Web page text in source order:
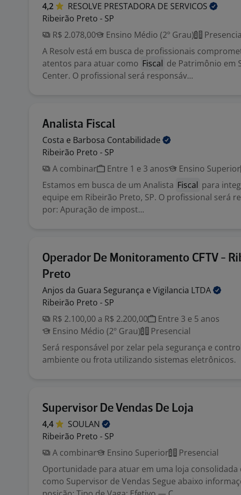
4,2 RESOLVE PRESTADORA DE SERVICOS
Ribeirão Preto - SP
R$ 2.078,00
Ensino Médio (2º Grau)
A Resolv está em busca de profissionais
atentos para atuar como Fiscal de Patrimônio em
Center. O profissional será responsáv...
Analista Fiscal
Costa e Barbosa Contabilidade
Ribeirão Preto - SP
A combinar
Entre 1 e 3 anos Ensino Superior
Estamos em busca de um Analista Fiscal para
equipe em Ribeirão Preto, SP. O profissional será
por: Apuração de impost...
Operador De Monitoramento CFTV -
Preto
Anjos da Guara Segurança e Vigilancia LTDA
Ribeirão Preto - SP
R$ 2.100,00 a R$ 2.200,00
Entre 3 e 5 anos
Ensino Médio (2º Grau)
Presencial
Será responsável por zelar pela segurança e
ambiente ou frota utilizando sistemas eletrônicos.
Supervisor De Vendas De Loja
4,4
SOULAN
Ribeirão Preto - SP
A combinar
Ensino Superior
Presencial
Oportunidade para atuar em uma loja consolidada
como Supervisor de Vendas Segue abaixo